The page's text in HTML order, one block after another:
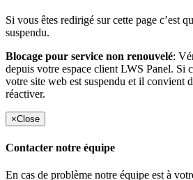
Si vous êtes redirigé sur cette page c’est
suspendu.
Blocage pour service non renouvelé:
depuis votre espace client LWS Panel. Si
votre site web est suspendu et il convient
réactiver.
×Close
Contacter notre équipe
En cas de problème notre équipe est à